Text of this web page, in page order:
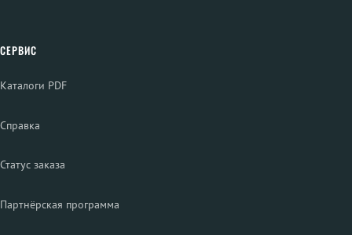
СЕРВИС
Каталоги PDF
Справка
Статус заказа
Партнёрская программа